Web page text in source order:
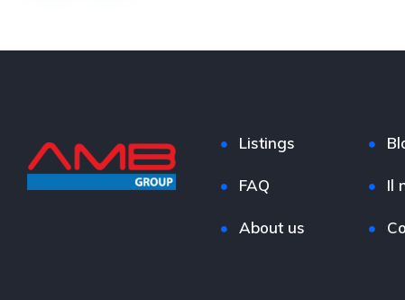
Listings
FAQ Il
About us